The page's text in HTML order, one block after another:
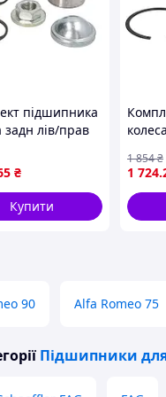
підшипника
задн лів/прав
V, FOCUS
MAZDA 2
12.12 FAG
₴
Купити
03.00-
1 724
1 854₴
90 Alfa Romeo 75
Підшипники